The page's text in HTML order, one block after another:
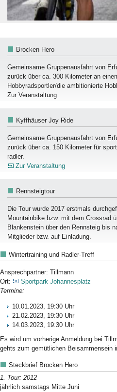
Brocken Hero
Gemeinsame Gruppenausfahrt von
zurück über ca. 300 Kilometer an
Hobbyradsportler/die ambitionierte
Zur Veranstaltung
Kyffhäuser Joy Ride
Gemeinsame Gruppenausfahrt von
zurück über ca. 150 Kilometer für
radler.
Zur Veranstaltung
Rennsteigtour
Die Tour wurde 2017 erstmals
Mountainbike bzw. mit dem Crossrad
Blankenstein über den Rennsteig bis
Mitglieder bzw. auf Einladung.
Wintertraining und Radler-Treff
Ansprechpartner: Tillmann
Ort:
Sportpark Johannesplatz
Termine:
10.01.2023, 19:30 Uhr
21.02.2023, 19:30 Uhr
14.03.2023, 19:30 Uhr
Es wird um vorherige Anmeldung bei
gehts zum gemütlichen Beisammensein
Steckbrief Brocken Hero
1. Tour: 2012
jährlich samstags Mitte Juni